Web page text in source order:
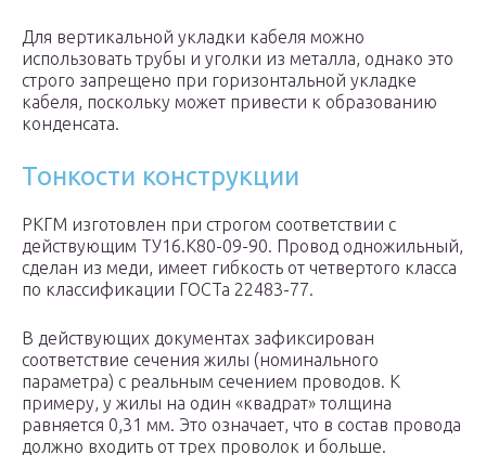
Для вертикальной укладки кабеля можно
использовать трубы и уголки из металла, однако это
строго запрещено при горизонтальной укладке
кабеля, поскольку может привести к образованию
конденсата.
Тонкости конструкции
РКГМ изготовлен при строгом соответствии с
действующим ТУ16.К80-09-90. Провод одножильный,
сделан из меди, имеет гибкость от четвертого класса
по классификации ГОСТа 22483-77.
В действующих документах зафиксирован
соответствие сечения жилы (номинального
параметра) с реальным сечением проводов. К
примеру, у жилы на один «квадрат» толщина
равняется 0,31 мм. Это означает, что в состав провода
должно входить от трех проволок и больше.